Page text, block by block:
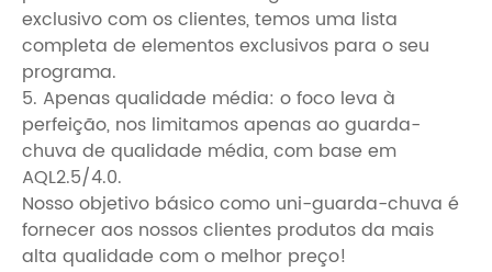
exclusivo com os clientes, temos uma lista
completa de elementos exclusivos para o seu
programa.
5. Apenas qualidade média: o foco leva à
perfeição, nos limitamos apenas ao guarda-
chuva de qualidade média, com base em
AQL2.5/4.0.
Nosso objetivo básico como uni-guarda-chuva é
fornecer aos nossos clientes produtos da mais
alta qualidade com o melhor preço!